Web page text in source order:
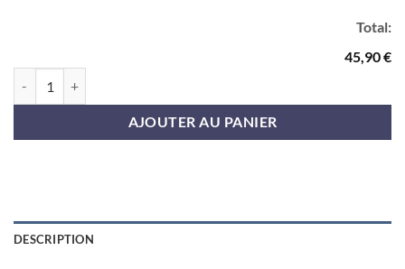
Total:
45,90 €
AJOUTER AU PANIER
DESCRIPTION